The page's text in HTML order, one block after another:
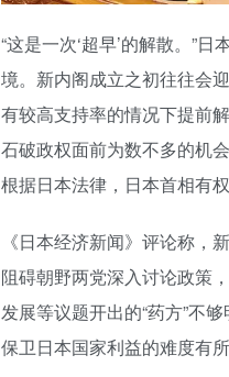
“这是一次‘超早’的解散。”
境。新内阁成立之初往往会
有较高支持率的情况下提前
石破政权面前为数不多的机
根据日本法律，日本首相有
《日本经济新闻》评论称
阻碍朝野两党深入讨论政策
发展等议题开出的“药方”不
保卫日本国家利益的难度有